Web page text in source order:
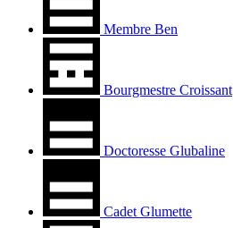
Membre Ben
Bourgmestre Croissant
Doctoresse Glubaline
Cadet Glumette